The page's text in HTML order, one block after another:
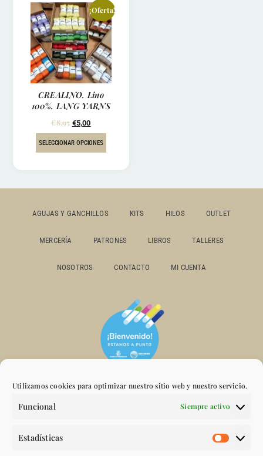
Utilizamos cookies para optimizar nuestro sitio web y nuestro servicio.
Funcional Siempre activo
Estadísticas
¡Oferta!
CREALINO. Lino
100%. LANG YARNS
€8,95 €5,00
SELECCIONAR OPCIONES
AGUJAS Y GANCHILLOS KITS HILOS OUTLET
MERCERÍA PATRONES LIBROS TALLERES
NOSOTROS CONTACTO MI CUENTA